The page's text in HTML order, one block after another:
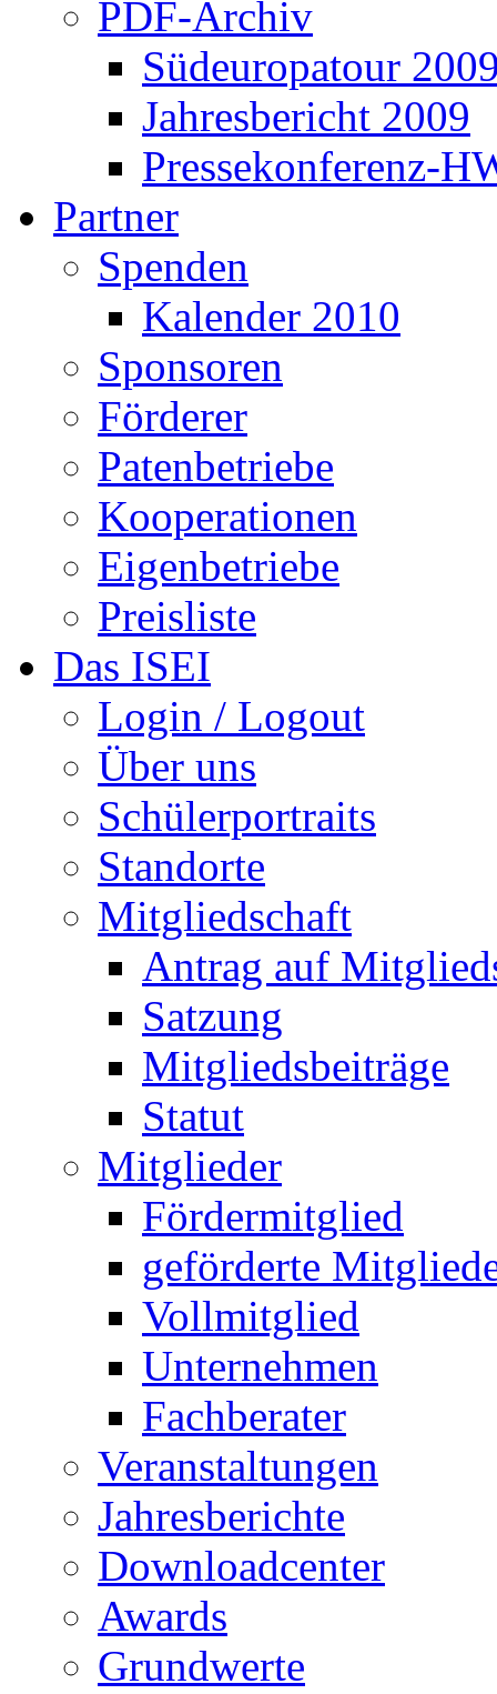
PDF-Archiv
Südeuropatour
Jahresbericht 2009
Pressekonferenz-
Partner
Spenden
Kalender 2010
Sponsoren
Förderer
Patenbetriebe
Kooperationen
Eigenbetriebe
Preisliste
Das ISEI
Login / Logout
Über uns
Schülerportraits
Standorte
Mitgliedschaft
Antrag auf
Satzung
Mitgliedsbeiträge
Statut
Mitglieder
Fördermitglied
geförderte
Vollmitglied
Unternehmen
Fachberater
Veranstaltungen
Jahresberichte
Downloadcenter
Awards
Grundwerte